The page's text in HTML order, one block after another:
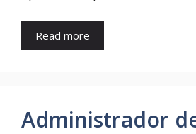
Read more
Administrador